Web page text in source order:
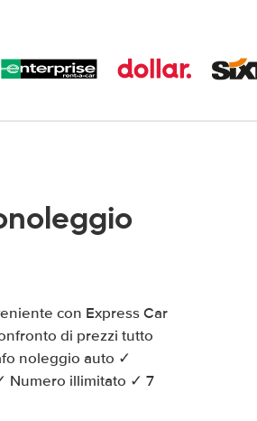
con Express Car
di prezzi tutto
noleggio auto ✓
Numero illimitato ✓ 7